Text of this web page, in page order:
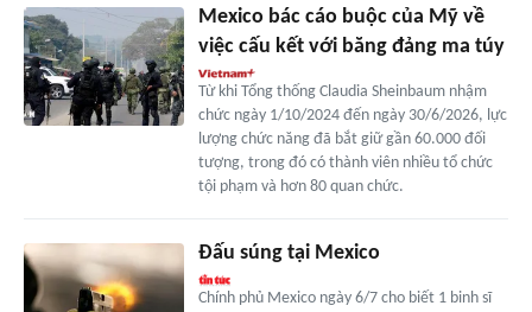
Mexico bác cáo buộc của Mỹ về
việc cấu kết với băng đảng ma túy
Từ khi Tổng thống Claudia Sheinbaum nhậm
chức ngày 1/10/2024 đến ngày 30/6/2026, lực
lượng chức năng đã bắt giữ gần 60.000 đối
tượng, trong đó có thành viên nhiều tổ chức
tội phạm và hơn 80 quan chức.
Đấu súng tại Mexico
Chính phủ Mexico ngày 6/7 cho biết 1 binh sĩ